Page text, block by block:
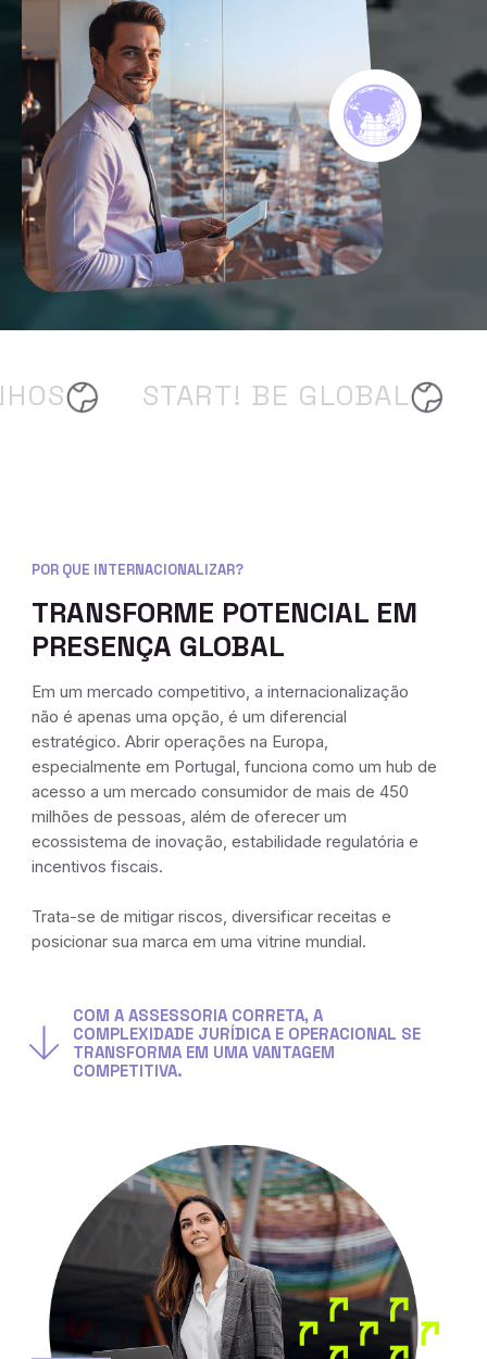
START! BE GLOBAL
POR QUE INTERNACIONALIZAR?
TRANSFORME POTENCIAL EM
PRESENÇA GLOBAL
Em um mercado competitivo, a internacionalização
não é apenas uma opção, é um diferencial
estratégico. Abrir operações na Europa,
especialmente em Portugal, funciona como um hub de
acesso a um mercado consumidor de mais de 450
milhões de pessoas, além de oferecer um
ecossistema de inovação, estabilidade regulatória e
incentivos fiscais.
Trata-se de mitigar riscos, diversificar receitas e
posicionar sua marca em uma vitrine mundial.
COM A ASSESSORIA CORRETA, A
COMPLEXIDADE JURÍDICA E OPERACIONAL SE
TRANSFORMA EM UMA VANTAGEM
COMPETITIVA.